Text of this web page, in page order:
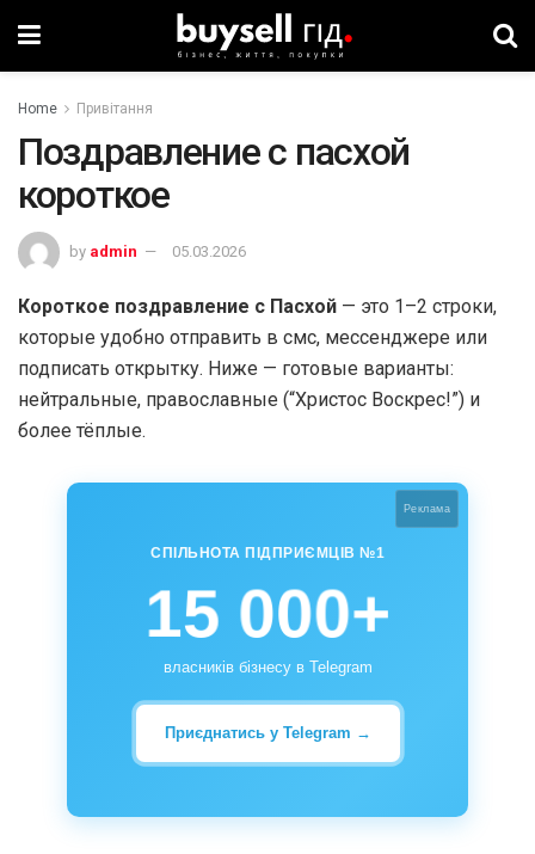
Home Привітання
Поздравление с пасхой
короткое
by admin 05.03.2026
Короткое поздравление с Пасхой — это 1–2 строки,
которые удобно отправить в смс, мессенджере или
подписать открытку. Ниже — готовые варианты:
нейтральные, православные (“Христос Воскрес!”) и
более тёплые.
Реклама
СПІЛЬНОТА ПІДПРИЄМЦІВ №1
15 000+
власників бізнесу в Telegram
Приєднатись у Telegram →